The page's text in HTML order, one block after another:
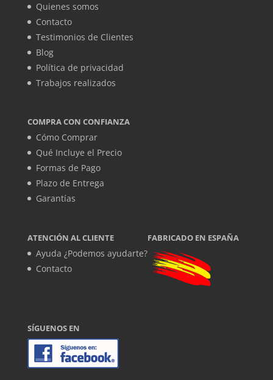
Quienes somos
Contacto
Testimonios de Clientes
Blog
Política de privacidad
Trabajos realizados
COMPRA CON CONFIANZA
Cómo Comprar
Qué Incluye el Precio
Formas de Pago
Plazo de Entrega
Garantías
ATENCIÓN AL CLIENTE
Ayuda ¿Podemos ayudarte?
Contacto
FABRICADO EN ESPAÑA
SÍGUENOS EN